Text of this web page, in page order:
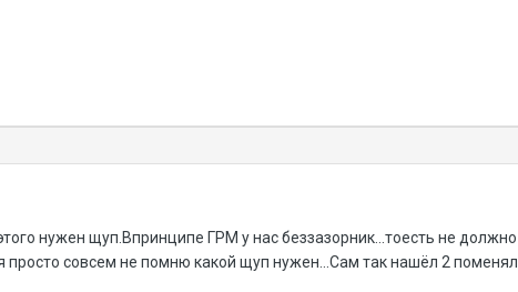
нужен щуп.Впринципе ГРМ у нас беззазорник...тоесть не
просто совсем не помню какой щуп нужен...Сам так нашёл 2